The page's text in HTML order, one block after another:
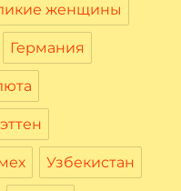
женщины
Германия
Узбекистан